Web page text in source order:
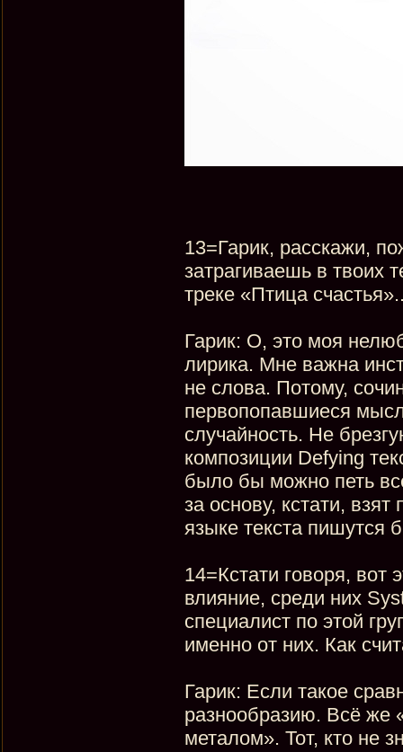
13=Гарик, расскажи,
затрагиваешь в твоих
треке «Птица
Гарик: О, это моя
лирика. Мне важна
не слова. Потому,
первопопавшиеся
случайность. Не
композиции Defying
было бы можно петь
за основу, кстати,
языке текста пишутся
14=Кстати говоря, вот
влияние, среди них
специалист по этой
именно от них. Как
Гарик: Если такое
разнообразию. Всё же
металом». Тот, кто не